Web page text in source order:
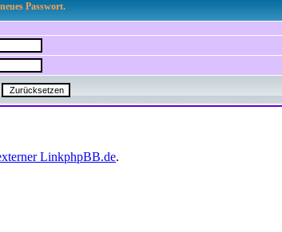
Passwort.
phpBB.de.